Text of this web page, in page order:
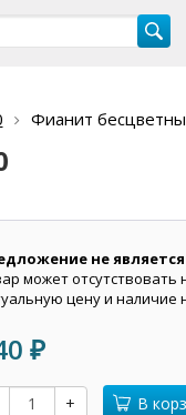
Фианит
не
может отсутствовать
цену и наличие
₽
+ В